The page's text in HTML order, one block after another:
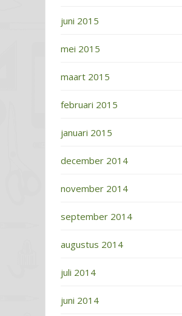
juni 2015
mei 2015
maart 2015
februari 2015
januari 2015
december 2014
november 2014
september 2014
augustus 2014
juli 2014
juni 2014